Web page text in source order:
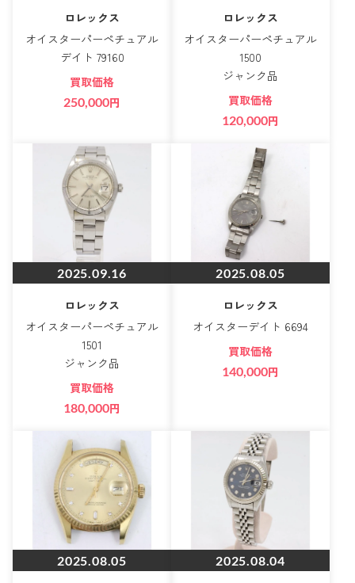
ロレックス
オイスターパーペチュアル
デイト 79160
買取価格
250,000円
ロレックス
オイスターパーペチュアル
1500
ジャンク品
買取価格
120,000円
2025.09.16
ロレックス
オイスターパーペチュアル
1501
ジャンク品
買取価格
180,000円
2025.08.05
ロレックス
オイスターデイト 6694
買取価格
140,000円
2025.08.05 2025.08.04